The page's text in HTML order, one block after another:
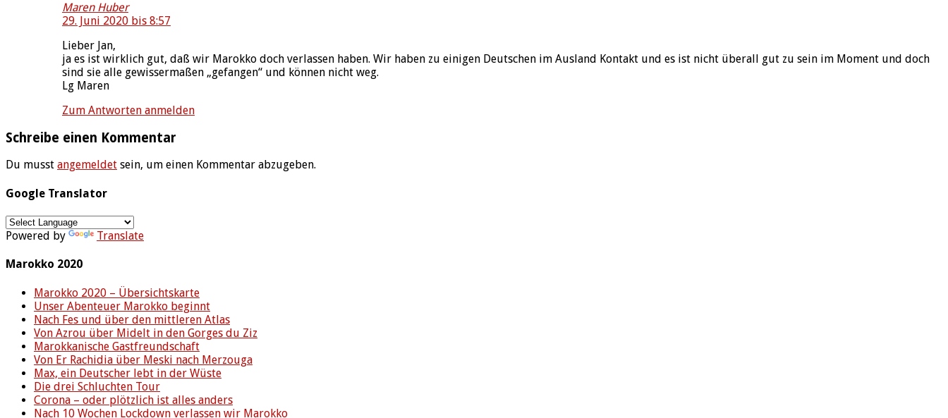
Maren Huber
29. Juni 2020 bis 8:57
Lieber Jan,
ja es ist wirklich gut, daß wir Marokko doch verlassen haben. Wir haben zu einigen Deutschen im Ausland Kontakt und es ist nicht überall gut zu sein im Moment und doch
sind sie alle gewissermaßen „gefangen“ und können nicht weg.
Lg Maren
Zum Antworten anmelden
Schreibe einen Kommentar
Du musst angemeldet sein, um einen Kommentar abzugeben.
Google Translator
Powered by Translate
Marokko 2020
Marokko 2020 – Übersichtskarte
Unser Abenteuer Marokko beginnt
Nach Fes und über den mittleren Atlas
Von Azrou über Midelt in den Gorges du Ziz
Marokkanische Gastfreundschaft
Von Er Rachidia über Meski nach Merzouga
Max, ein Deutscher lebt in der Wüste
Die drei Schluchten Tour
Corona – oder plötzlich ist alles anders
Nach 10 Wochen Lockdown verlassen wir Marokko